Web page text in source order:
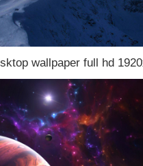
wallpaper full hd